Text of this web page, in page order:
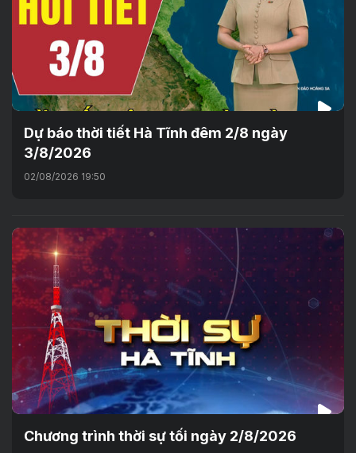
Dự báo thời tiết Hà Tĩnh đêm 2/8 ngày
3/8/2026
02/08/2026 19:50
Chương trình thời sự tối ngày 2/8/2026